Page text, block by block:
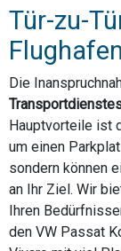
Tür-zu-
Die
Hauptvorteile ist
um einen
sondern können
an Ihr Ziel. Wir
Ihren
den VW Passat